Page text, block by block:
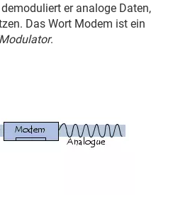
er analoge Daten,
Das Wort Modem ist ein
.